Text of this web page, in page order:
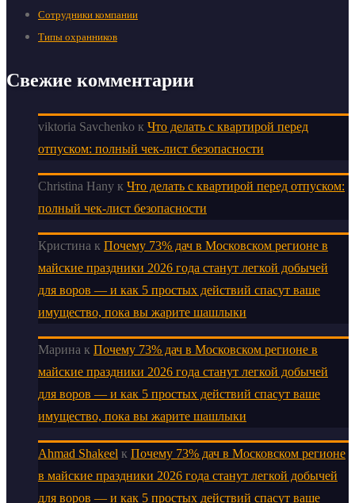
Сотрудники компании
Типы охранников
Свежие комментарии
viktoria Savchenko к Что делать с квартирой перед
отпуском: полный чек-лист безопасности
Christina Hany к Что делать с квартирой перед отпуском:
полный чек-лист безопасности
Кристина к Почему 73% дач в Московском регионе в
майские праздники 2026 года станут легкой добычей
для воров — и как 5 простых действий спасут ваше
имущество, пока вы жарите шашлыки
Марина к Почему 73% дач в Московском регионе в
майские праздники 2026 года станут легкой добычей
для воров — и как 5 простых действий спасут ваше
имущество, пока вы жарите шашлыки
Ahmad Shakeel к Почему 73% дач в Московском регионе
в майские праздники 2026 года станут легкой добычей
для воров — и как 5 простых действий спасут ваше